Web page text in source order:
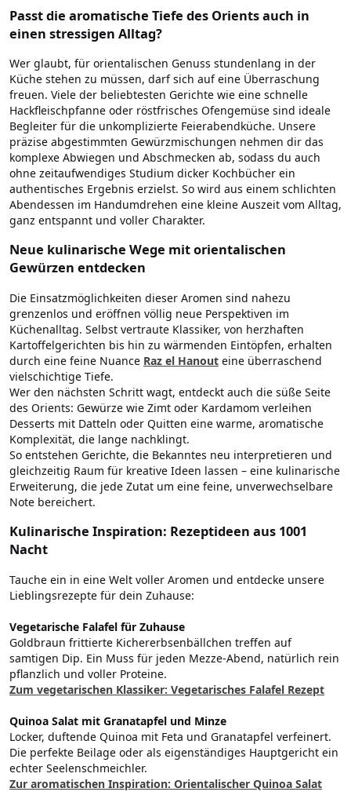
Passt die aromatische Tiefe des Orients auch in
einen stressigen Alltag?
Wer glaubt, für orientalischen Genuss stundenlang in der
Küche stehen zu müssen, darf sich auf eine Überraschung
freuen. Viele der beliebtesten Gerichte wie eine schnelle
Hackfleischpfanne oder röstfrisches Ofengemüse sind ideale
Begleiter für die unkomplizierte Feierabendküche. Unsere
präzise abgestimmten Gewürzmischungen nehmen dir das
komplexe Abwiegen und Abschmecken ab, sodass du auch
ohne zeitaufwendiges Studium dicker Kochbücher ein
authentisches Ergebnis erzielst. So wird aus einem schlichten
Abendessen im Handumdrehen eine kleine Auszeit vom Alltag,
ganz entspannt und voller Charakter.
Neue kulinarische Wege mit orientalischen
Gewürzen entdecken
Die Einsatzmöglichkeiten dieser Aromen sind nahezu
grenzenlos und eröffnen völlig neue Perspektiven im
Küchenalltag. Selbst vertraute Klassiker, von herzhaften
Kartoffelgerichten bis hin zu wärmenden Eintöpfen, erhalten
durch eine feine Nuance Raz el Hanout eine überraschend
vielschichtige Tiefe.
Wer den nächsten Schritt wagt, entdeckt auch die süße Seite
des Orients: Gewürze wie Zimt oder Kardamom verleihen
Desserts mit Datteln oder Quitten eine warme, aromatische
Komplexität, die lange nachklingt.
So entstehen Gerichte, die Bekanntes neu interpretieren und
gleichzeitig Raum für kreative Ideen lassen – eine kulinarische
Erweiterung, die jede Zutat um eine feine, unverwechselbare
Note bereichert.
Kulinarische Inspiration: Rezeptideen aus 1001
Nacht
Tauche ein in eine Welt voller Aromen und entdecke unsere
Lieblingsrezepte für dein Zuhause:
Vegetarische Falafel für Zuhause
Goldbraun frittierte Kichererbsenbällchen treffen auf
samtigen Dip. Ein Muss für jeden Mezze-Abend, natürlich rein
pflanzlich und voller Proteine.
Zum vegetarischen Klassiker: Vegetarisches Falafel Rezept
Quinoa Salat mit Granatapfel und Minze
Locker, duftende Quinoa mit Feta und Granatapfel verfeinert.
Die perfekte Beilage oder als eigenständiges Hauptgericht ein
echter Seelenschmeichler.
Zur aromatischen Inspiration: Orientalischer Quinoa Salat